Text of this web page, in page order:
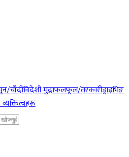
चाँदीविदेशी मुद्राफलफूल/तरकारीड्राइभिङ